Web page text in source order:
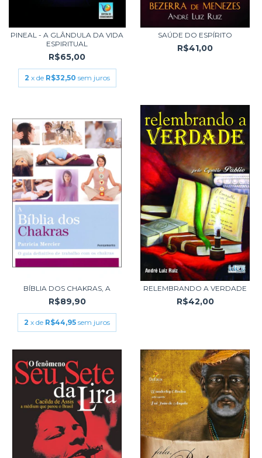
PINEAL - A GLÂNDULA DA VIDA
ESPIRITUAL
R$65,00
2 x de R$32,50 sem juros
SAÚDE DO ESPÍRITO
R$41,00
BÍBLIA DOS CHAKRAS, A
R$89,90
2 x de R$44,95 sem juros
RELEMBRANDO A VERDADE
R$42,00